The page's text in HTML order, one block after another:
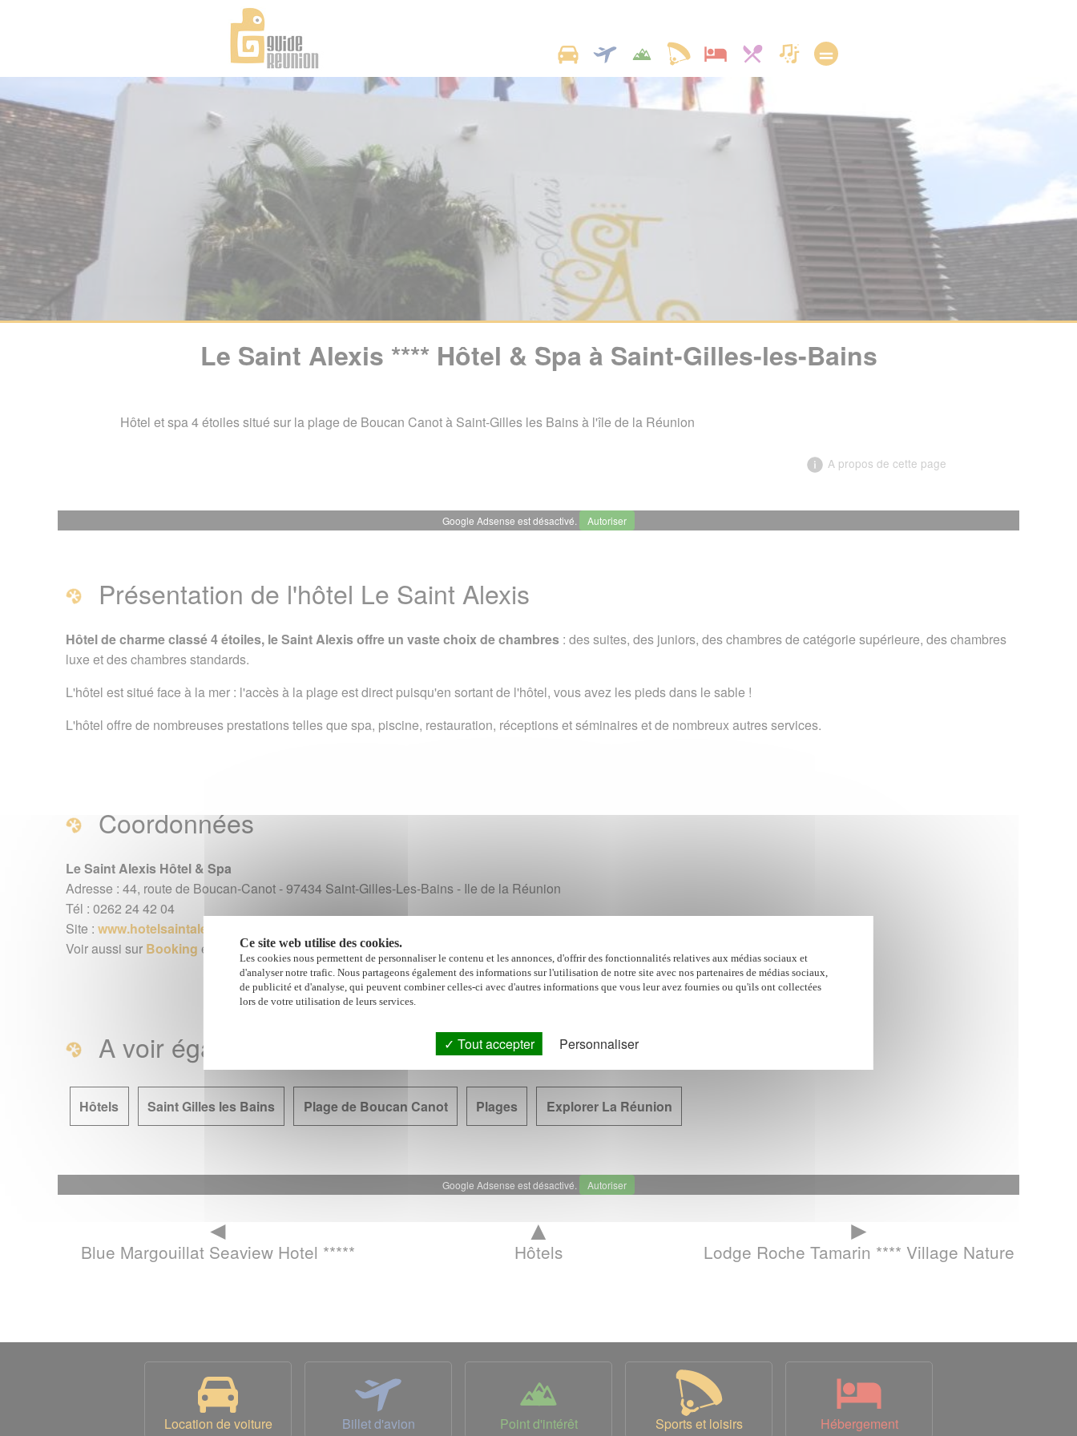
Le Saint Alexis **** Hôtel & Spa à Saint-Gilles-les-Bains
Hôtel et spa 4 étoiles situé sur la plage de Boucan Canot à Saint-Gilles les Bains à l'île de la Réunion
A propos de cette page
╳
Présentation de l'hôtel Le Saint Alexis Coordonnées
Page créée le 17 janvier 2010. Dernière mise à jour le 08 janvier 2023
Vous êtes ici :
Signaler une erreur ou Proposer une amélioration
Google Adsense est désactivé. Autoriser
Présentation de l'hôtel Le Saint Alexis
Hôtel de charme classé 4 étoiles, le Saint Alexis offre un vaste choix de chambres: des suites, des juniors, des chambres de catégorie supérieure, des chambres
luxe et des chambres standards.
L'hôtel est situé face à la mer : l'accès à la plage est direct puisqu'en sortant de l'hôtel, vous avez les pieds dans le sable !
L'hôtel offre de nombreuses prestations telles que spa, piscine, restauration, réceptions et séminaires et de nombreux autres services.
Coordonnées
Le Saint Alexis Hôtel & Spa
Adresse : 44, route de Boucan-Canot - 97434 Saint-Gilles-Les-Bains - Ile de la Réunion
Tél : 0262 24 42 04
Site : www.hotelsaintalexis.com
Voir aussi sur Booking et Agoda
A voir également
Hôtels Saint Gilles les Bains Plage de Boucan Canot Plages Explorer La Réunion
Google Adsense est désactivé. Autoriser
◄
Blue Margouillat Seaview Hotel *****
▲
Hôtels
►
Lodge Roche Tamarin **** Village Nature
Location de voiture Billet d'avion Point d'intérêt Sports et loisirs Hébergement
Ce site web utilise des cookies.
Les cookies nous permettent de personnaliser le contenu et les annonces, d'offrir des fonctionnalités relatives aux médias sociaux et
d'analyser notre trafic. Nous partageons également des informations sur l'utilisation de notre site avec nos partenaires de médias sociaux,
de publicité et d'analyse, qui peuvent combiner celles-ci avec d'autres informations que vous leur avez fournies ou qu'ils ont collectées
lors de votre utilisation de leurs services.
Tout accepter Personnaliser